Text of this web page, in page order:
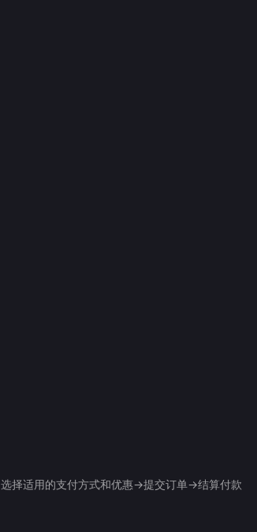
择适用的支付方式和优惠->提交订单->结算付款